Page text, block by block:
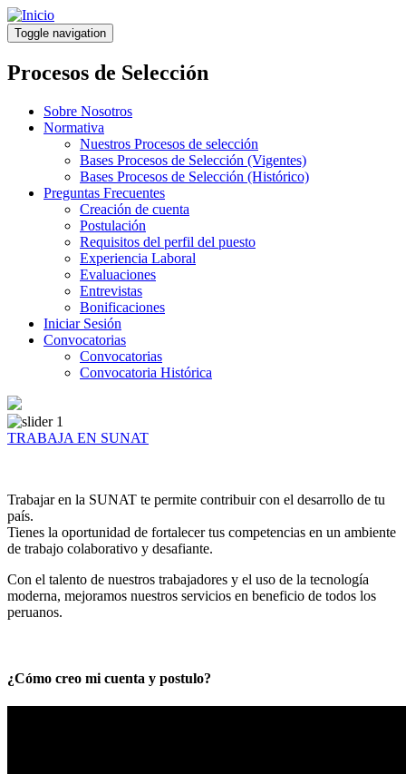
Pasar
al
contenido
principal
Toggle navigation
Procesos de Selección
Sobre Nosotros
Normativa
Nuestros Procesos de selección
Bases Procesos de Selección (Vigentes)
Bases Procesos de Selección (Histórico)
Preguntas Frecuentes
Creación de cuenta
Postulación
Requisitos del perfil del puesto
Experiencia Laboral
Evaluaciones
Entrevistas
Bonificaciones
Iniciar Sesión
Convocatorias
Convocatorias
Convocatoria Histórica
TRABAJA EN SUNAT
Trabajar en la SUNAT te permite contribuir con el desarrollo de tu
país.
Tienes la oportunidad de fortalecer tus competencias en un ambiente
de trabajo colaborativo y desafiante.
Con el talento de nuestros trabajadores y el uso de la tecnología
moderna, mejoramos nuestros servicios en beneficio de todos los
peruanos.
¿Cómo creo mi cuenta y postulo?